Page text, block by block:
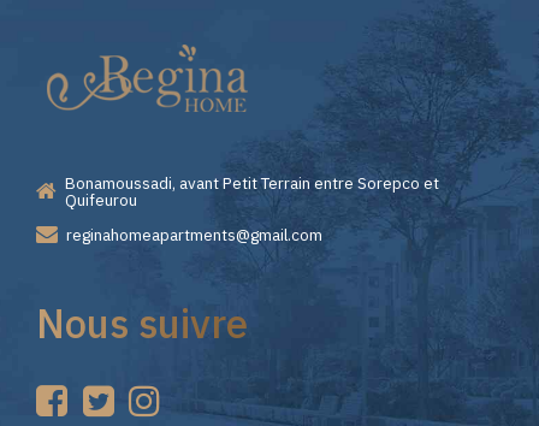
Casino
—
Premiers
Pas
sur
Bonamoussadi, avant Petit Terrain entre Sorepco et
Quifeurou
reginahomeapartments@gmail.com
Nous suivre